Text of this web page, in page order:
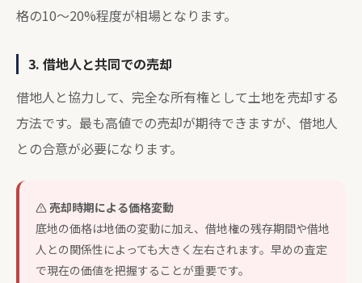
格の10～20%程度が相場となります。
3. 借地人と共同での売却
借地人と協力して、完全な所有権として土地を売却する
方法です。最も高値での売却が期待できますが、借地人
との合意が必要になります。
売却時期による価格変動
底地の価格は地価の変動に加え、借地権の残存期間や借地
人との関係性によっても大きく左右されます。早めの査定
で現在の価値を把握することが重要です。